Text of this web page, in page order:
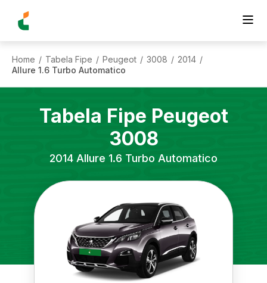
Home / Tabela Fipe / Peugeot / 3008 / 2014 /
Allure 1.6 Turbo Automatico
Tabela Fipe Peugeot
3008
2014 Allure 1.6 Turbo Automatico